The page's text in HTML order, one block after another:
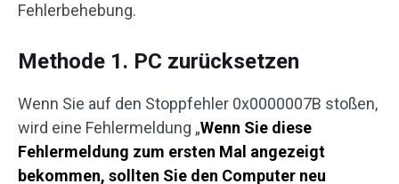
Fehlerbehebung.
Methode 1. PC zurücksetzen
Wenn Sie auf den Stoppfehler 0x0000007B stoßen,
wird eine Fehlermeldung „Wenn Sie diese
Fehlermeldung zum ersten Mal angezeigt
bekommen, sollten Sie den Computer neu